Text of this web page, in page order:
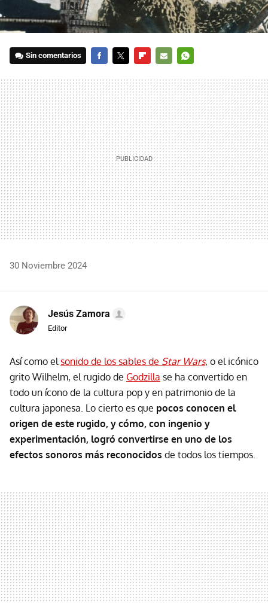
Sin comentarios
MAIL
30 Noviembre 2024
Jesús Zamora
Editor
Así como elsonido de los sables de Star Wars, o el icónico
grito Wilhelm, el rugido de Godzilla se ha convertido en
todo un ícono de la cultura pop y en patrimonio de la
cultura japonesa. Lo cierto es que pocos conocen el
origen de este rugido, y cómo, con ingenio y
experimentación, logró convertirse en uno de los
efectos sonoros más reconocidos de todos los tiempos.